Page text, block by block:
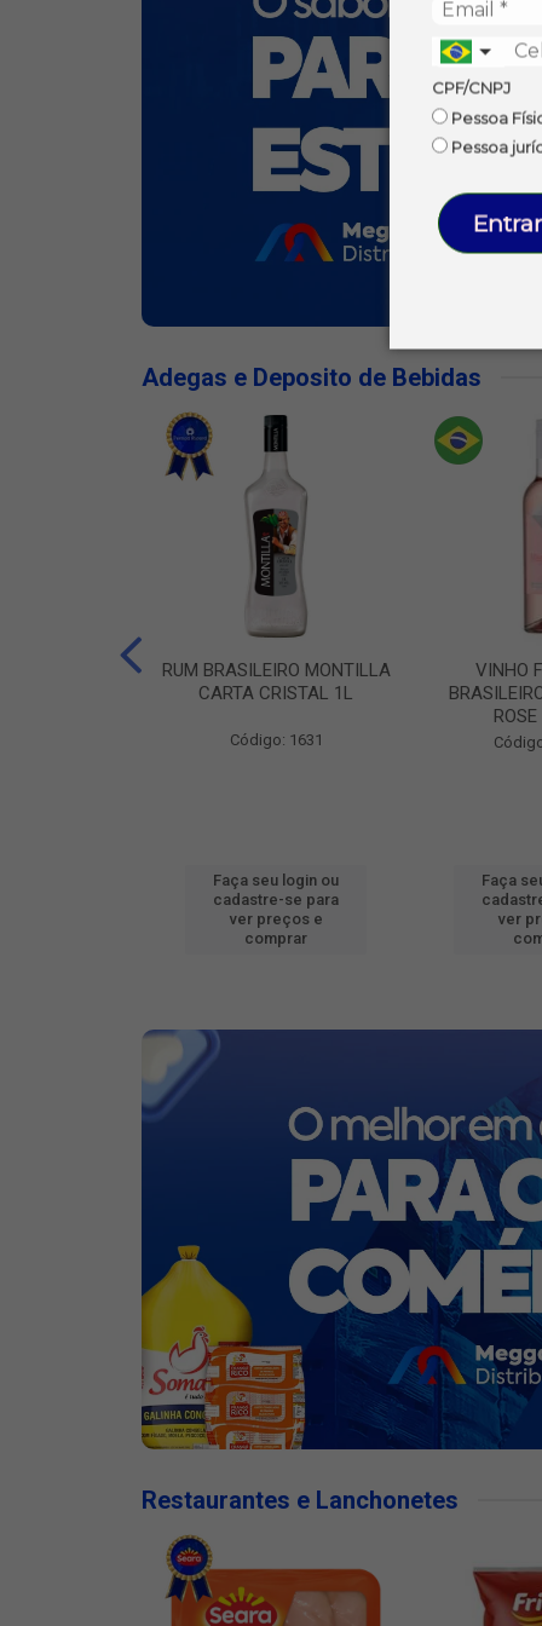
CPF/CNPJ
Pessoa
Pessoa
Adegas e Deposito de Bebidas
RUM BRASILEIRO MONTILLA
CARTA CRISTAL 1L
Código: 1631
Faça seu login ou
cadastre-se para
ver preços e
comprar
VINHO
Faça
ver
Restaurantes e Lanchonetes